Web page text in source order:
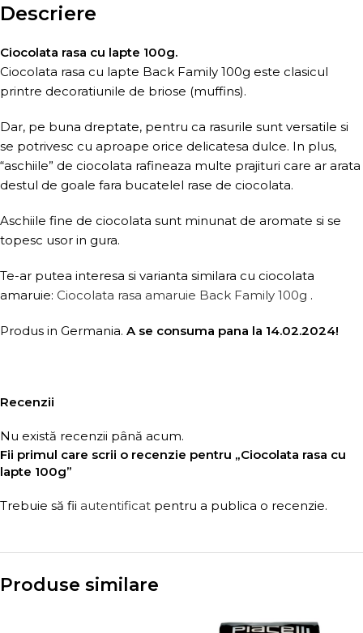
Descriere
Ciocolata rasa cu lapte 100g.
Ciocolata rasa cu lapte Back Family 100g este clasicul
printre decoratiunile de briose (muffins).
Dar, pe buna dreptate, pentru ca rasurile sunt versatile si
se potrivesc cu aproape orice delicatesa dulce. In plus,
“aschiile” de ciocolata rafineaza multe prajituri care ar arata
destul de goale fara bucatelel rase de ciocolata.
Aschiile fine de ciocolata sunt minunat de aromate si se
topesc usor in gura.
Te-ar putea interesa si varianta similara cu ciocolata
amaruie: Ciocolata rasa amaruie Back Family 100g .
Produs in Germania. A se consuma pana la 14.02.2024!
Recenzii
Nu există recenzii până acum.
Fii primul care scrii o recenzie pentru „Ciocolata rasa cu
lapte 100g”
Trebuie să fii autentificat pentru a publica o recenzie.
Produse similare